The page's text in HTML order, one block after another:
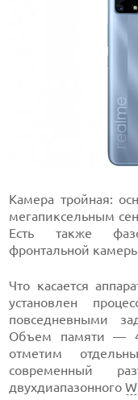
Камера тройная:
мегапиксельным
Есть также
фронтальной
Что касается
установлен
повседневными
Объем памяти —
отметим
современный
двухдиапазонного